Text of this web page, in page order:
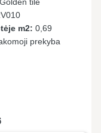
m2: 0,69
prekyba